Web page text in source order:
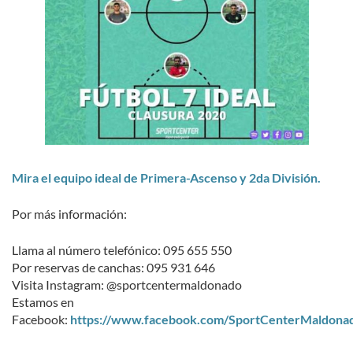
Mira el equipo ideal de Primera-Ascenso y 2da División.
Por más información:
Llama al número telefónico: 095 655 550
Por reservas de canchas: 095 931 646
Visita Instagram: @sportcentermaldonado
Estamos en
Facebook: https://www.facebook.com/